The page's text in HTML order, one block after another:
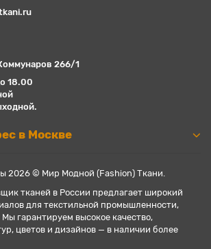
266/1
18.00
в Москве
2026 © Мир Модной (Fashion) Ткани.
тканей в России предлагает широкий
для текстильной промышленности,
Мы гарантируем высокое качество,
цветов и дизайнов — в наличии более